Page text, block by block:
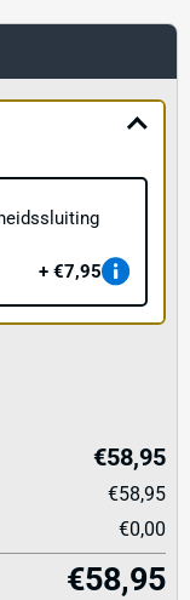
€7,95
€58,95
€58,95
€0,00
€58,95